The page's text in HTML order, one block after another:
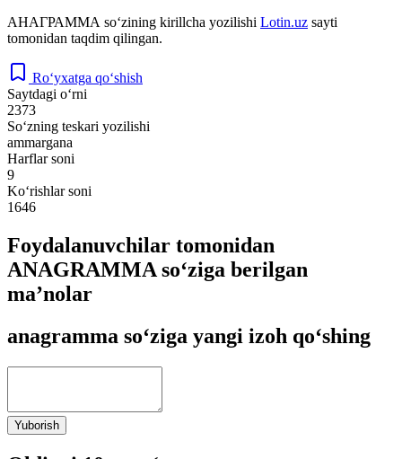
АНАГРАММА so‘zining kirillcha yozilishi Lotin.uz sayti
tomonidan taqdim qilingan.
Ro‘yxatga qo‘shish
Saytdagi o‘rni
2373
So‘zning teskari yozilishi
ammargana
Harflar soni
9
Ko‘rishlar soni
1646
Foydalanuvchilar tomonidan
ANAGRAMMA so‘ziga berilgan
ma’nolar
anagramma so‘ziga yangi izoh qo‘shing
Yuborish